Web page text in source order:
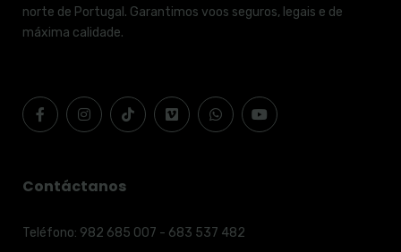
norte de Portugal. Garantimos voos seguros, legais e de
máxima calidade.
Contáctanos
Teléfono: 982 685 007 - 683 537 482